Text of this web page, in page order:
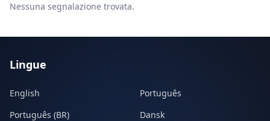
Nessuna segnalazione trovata.
Lingue
English
Português
Português (BR)
Dansk